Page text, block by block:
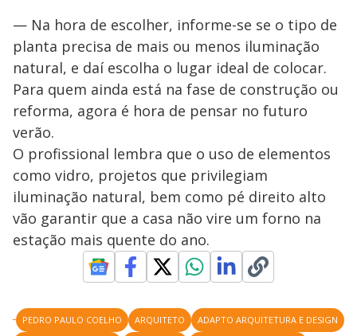
— Na hora de escolher, informe-se se o tipo de
planta precisa de mais ou menos iluminação
natural, e daí escolha o lugar ideal de colocar.
Para quem ainda está na fase de construção ou
reforma, agora é hora de pensar no futuro
verão.
O profissional lembra que o uso de elementos
como vidro, projetos que privilegiam
iluminação natural, bem como pé direito alto
vão garantir que a casa não vire um forno na
estação mais quente do ano.
PEDRO PAULO COELHO ARQUITETO
ADAPTO ARQUITETURA E DESIGN